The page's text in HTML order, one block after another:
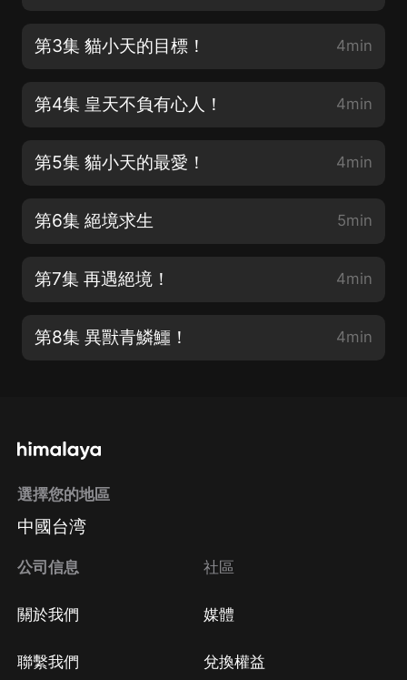
第3集 貓小天的目標！ 4min
第4集 皇天不負有心人！ 4min
第5集 貓小天的最愛！ 4min
第6集 絕境求生 5min
第7集 再遇絕境！ 4min
第8集 異獸青鱗鱷！ 4min
選擇您的地區
中國台湾
公司信息
關於我們
聯繫我們
社區
媒體
兌換權益